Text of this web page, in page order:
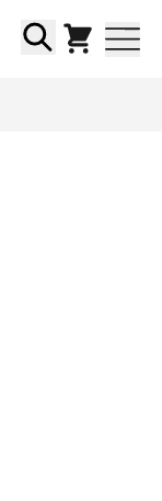
Suche